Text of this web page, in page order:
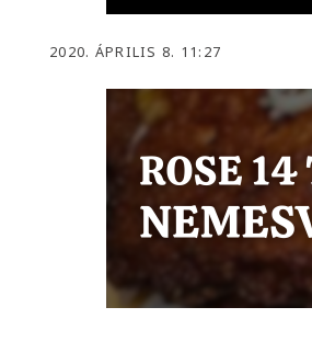
2020. ÁPRILIS 8. 11:27